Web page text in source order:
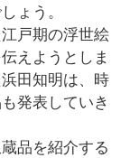
ょう。
戸期の浮世絵
えようとしま
田知明は、時
発表していき
品を紹介する